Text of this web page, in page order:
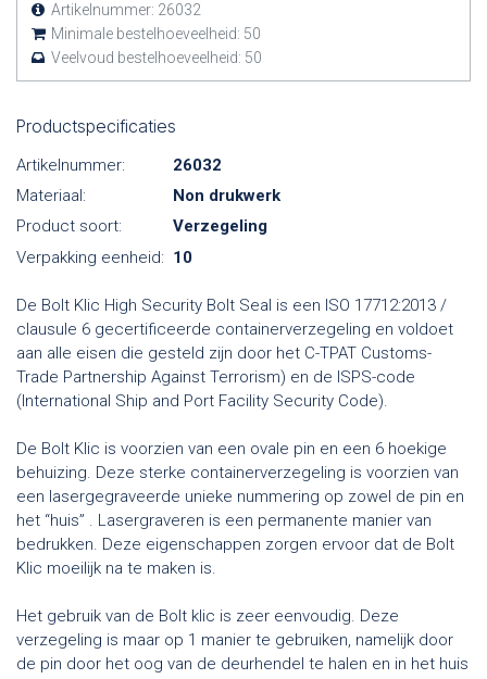
Artikelnummer: 26032
Minimale bestelhoeveelheid: 50
Veelvoud bestelhoeveelheid: 50
Productspecificaties
Artikelnummer:
26032
Materiaal:
Non drukwerk
Product soort:
Verzegeling
Verpakking eenheid: 10
De Bolt Klic High Security Bolt Seal is een ISO 17712:2013 /
clausule 6 gecertificeerde containerverzegeling en voldoet
aan alle eisen die gesteld zijn door het C-TPAT Customs-
Trade Partnership Against Terrorism) en de ISPS-code
(International Ship and Port Facility Security Code).
De Bolt Klic is voorzien van een ovale pin en een 6 hoekige
behuizing. Deze sterke containerverzegeling is voorzien van
een lasergegraveerde unieke nummering op zowel de pin en
het “huis” . Lasergraveren is een permanente manier van
bedrukken. Deze eigenschappen zorgen ervoor dat de Bolt
Klic moeilijk na te maken is.
Het gebruik van de Bolt klic is zeer eenvoudig. Deze
verzegeling is maar op 1 manier te gebruiken, namelijk door
de pin door het oog van de deurhendel te halen en in het huis